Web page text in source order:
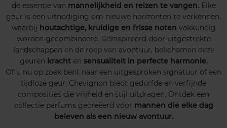
de essentie van mannelijkheid en reizen te vangen.Elke
geur is een uitnodiging om nieuwe horizonten te verkennen,
waarbij houtachtige, kruidige en frisse noten vakkundig
worden gecombineerd. Geïnspireerd door uitgestrekte
landschappen en de roep van avontuur, belichamen deze
geuren krachten sensualiteit in perfecte harmonie.
Of u nu op zoek bent naar een uitgesproken signatuur of een
tijdloze geur, Chevignon biedt gedurfde en verfijnde
composities die vrijheid en stijl uitdragen. Ontdek een
collectie parfums gecreëerd voor mannen die elke dag
beleven als een nieuw avontuur.